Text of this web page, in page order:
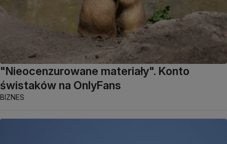
"Nieocenzurowane materiały". Konto
świstaków na OnlyFans
BIZNES